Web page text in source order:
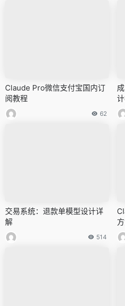
Claude Pro微信支付宝国内订
阅教程
62
交易系统：退款单模型设计详
解
514